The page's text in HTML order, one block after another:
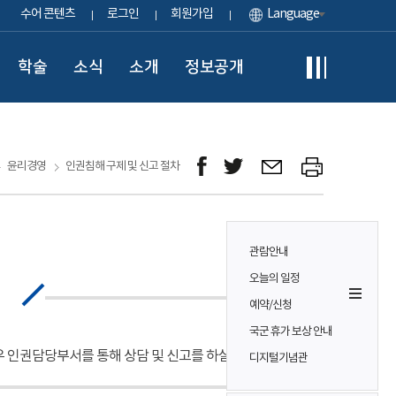
수어 콘텐츠 로그인 회원가입 Language
학술 소식 소개 정보공개
관람안내
오늘의 일정
예약/신청
국군 휴가 보상 안내
디지털기념관
윤리경영 인권침해 구제 및 신고 절차
권담당부서를 통해 상담 및 신고를 하실 수 있습니다.